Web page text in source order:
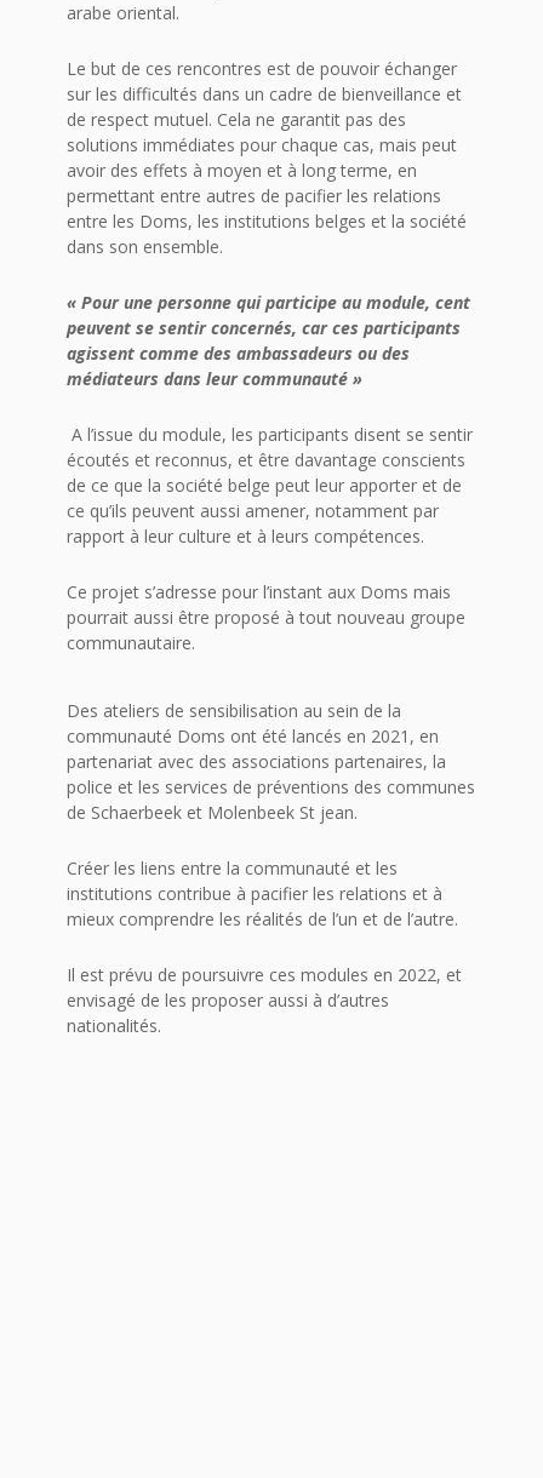
arabe oriental.
Le but de ces rencontres est de pouvoir échanger
sur les difficultés dans un cadre de bienveillance et
de respect mutuel. Cela ne garantit pas des
solutions immédiates pour chaque cas, mais peut
avoir des effets à moyen et à long terme, en
permettant entre autres de pacifier les relations
entre les Doms, les institutions belges et la société
dans son ensemble.
« Pour une personne qui participe au module, cent
peuvent se sentir concernés, car ces participants
agissent comme des ambassadeurs ou des
médiateurs dans leur communauté »
A l’issue du module, les participants disent se sentir
écoutés et reconnus, et être davantage conscients
de ce que la société belge peut leur apporter et de
ce qu’ils peuvent aussi amener, notamment par
rapport à leur culture et à leurs compétences.
Ce projet s’adresse pour l’instant aux Doms mais
pourrait aussi être proposé à tout nouveau groupe
communautaire.
Des ateliers de sensibilisation au sein de la
communauté Doms ont été lancés en 2021, en
partenariat avec des associations partenaires, la
police et les services de préventions des communes
de Schaerbeek et Molenbeek St jean.
Créer les liens entre la communauté et les
institutions contribue à pacifier les relations et à
mieux comprendre les réalités de l’un et de l’autre.
Il est prévu de poursuivre ces modules en 2022, et
envisagé de les proposer aussi à d’autres
nationalités.